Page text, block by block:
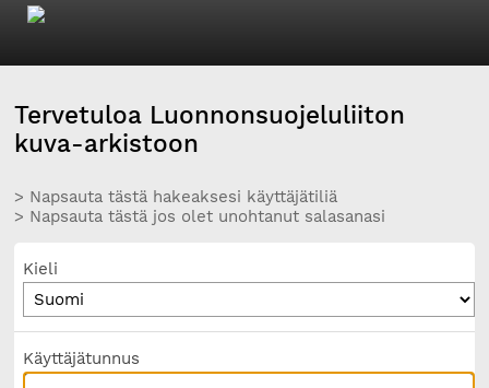
Tervetuloa Luonnonsuojeluliiton
kuva-arkistoon
> Napsauta tästä hakeaksesi käyttäjätiliä
> Napsauta tästä jos olet unohtanut salasanasi
Kieli
Käyttäjätunnus